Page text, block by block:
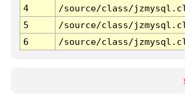
4
/source/class/
5
/source/class/
6
/source/class/